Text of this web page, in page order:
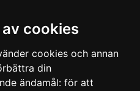
cookies
cookies och annan
din
ändamål: för att